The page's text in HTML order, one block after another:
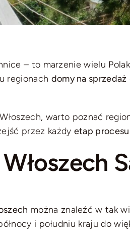
– to marzenie wielu
regionach domy na sprzedaż
warto poznać
przez każdy etap
można znaleźć w tak
i południu kraju do